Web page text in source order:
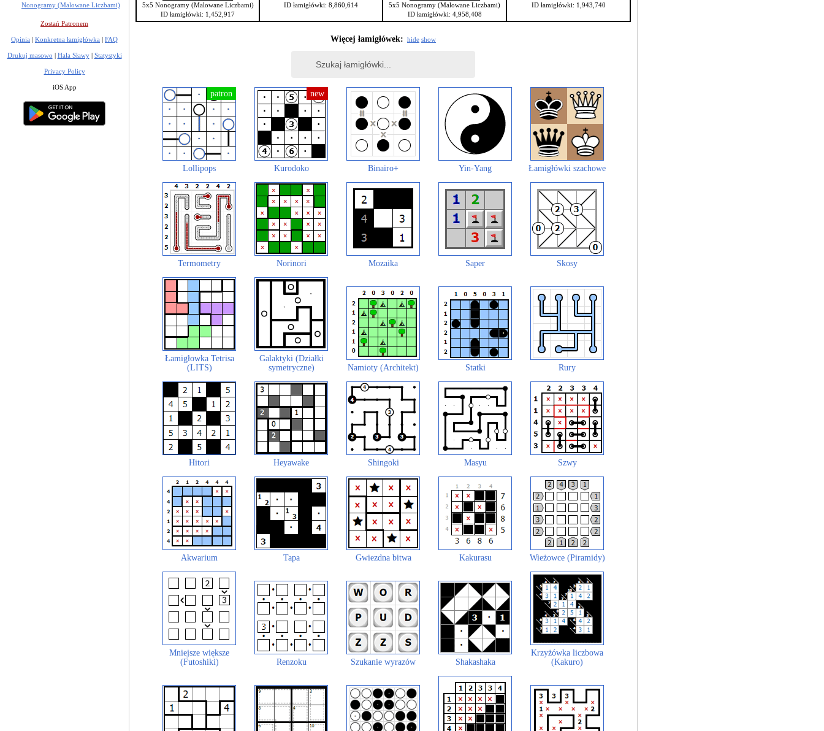
Nonogramy (Malowane Liczbami)
Zostań Patronem
Opinia | Konkretna łamigłówka | FAQ
Drukuj masowo | Hala Sławy| Statystyki
Privacy Policy
iOS App
5x5 Nonogramy (Malowane Liczbami)
ID łamigłówki: 1,452,917
ID łamigłówki: 8,860,614
5x5 Nonogramy (Malowane Liczbami)
ID łamigłówki: 4,958,408
ID łamigłówki: 1,943,740
Więcej łamigłówek: hide show
Lollipops Kurodoko Binairo+ Yin-Yang Łamigłówki szachowe
Termometry Norinori Mozaika Saper Skosy
Łamigłowka Tetrisa
(LITS)
Galaktyki (Działki
symetryczne)
Namioty (Architekt) Statki Rury
Hitori Heyawake Shingoki Masyu Szwy
Akwarium Tapa Gwiezdna bitwa Kakurasu Wieżowce (Piramidy)
Mniejsze większe
(Futoshiki)
Renzoku Szukanie wyrazów Shakashaka
Krzyżówka liczbowa
(Kakuro)